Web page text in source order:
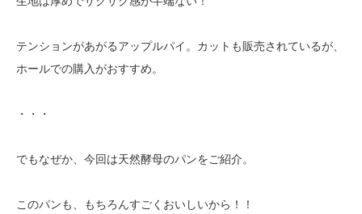
テンションがあがるアップルパイ。カットも販売されているが、
ホールでの購入がおすすめ。
・・・
でもなぜか、今回は天然酵母のパンをご紹介。
このパンも、もちろんすごくおいしいから！！